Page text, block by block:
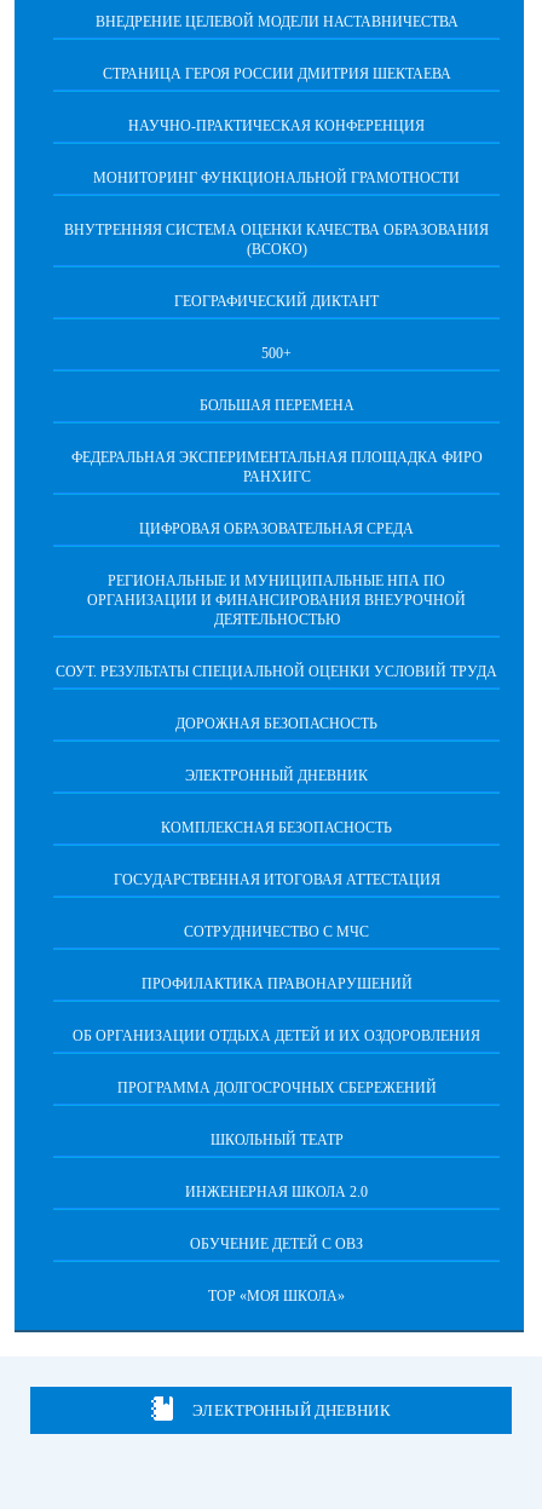
ВНЕДРЕНИЕ ЦЕЛЕВОЙ МОДЕЛИ НАСТАВНИЧЕСТВА
СТРАНИЦА ГЕРОЯ РОССИИ ДМИТРИЯ ШЕКТАЕВА
НАУЧНО-ПРАКТИЧЕСКАЯ КОНФЕРЕНЦИЯ
МОНИТОРИНГ ФУНКЦИОНАЛЬНОЙ ГРАМОТНОСТИ
ВНУТРЕННЯЯ СИСТЕМА ОЦЕНКИ КАЧЕСТВА ОБРАЗОВАНИЯ
(ВСОКО)
ГЕОГРАФИЧЕСКИЙ ДИКТАНТ
500+
БОЛЬШАЯ ПЕРЕМЕНА
ФЕДЕРАЛЬНАЯ ЭКСПЕРИМЕНТАЛЬНАЯ ПЛОЩАДКА ФИРО
РАНХИГС
ЦИФРОВАЯ ОБРАЗОВАТЕЛЬНАЯ СРЕДА
РЕГИОНАЛЬНЫЕ И МУНИЦИПАЛЬНЫЕ НПА ПО
ОРГАНИЗАЦИИ И ФИНАНСИРОВАНИЯ ВНЕУРОЧНОЙ
ДЕЯТЕЛЬНОСТЬЮ
СОУТ. РЕЗУЛЬТАТЫ СПЕЦИАЛЬНОЙ ОЦЕНКИ УСЛОВИЙ ТРУДА
ДОРОЖНАЯ БЕЗОПАСНОСТЬ
ЭЛЕКТРОННЫЙ ДНЕВНИК
КОМПЛЕКСНАЯ БЕЗОПАСНОСТЬ
ГОСУДАРСТВЕННАЯ ИТОГОВАЯ АТТЕСТАЦИЯ
CОТРУДНИЧЕСТВО С МЧС
ПРОФИЛАКТИКА ПРАВОНАРУШЕНИЙ
ОБ ОРГАНИЗАЦИИ ОТДЫХА ДЕТЕЙ И ИХ ОЗДОРОВЛЕНИЯ
ПРОГРАММА ДОЛГОСРОЧНЫХ СБЕРЕЖЕНИЙ
ШКОЛЬНЫЙ ТЕАТР
ИНЖЕНЕРНАЯ ШКОЛА 2.0
ОБУЧЕНИЕ ДЕТЕЙ С ОВЗ
ТОР «МОЯ ШКОЛА»
ЭЛЕКТРОННЫЙ ДНЕВНИК